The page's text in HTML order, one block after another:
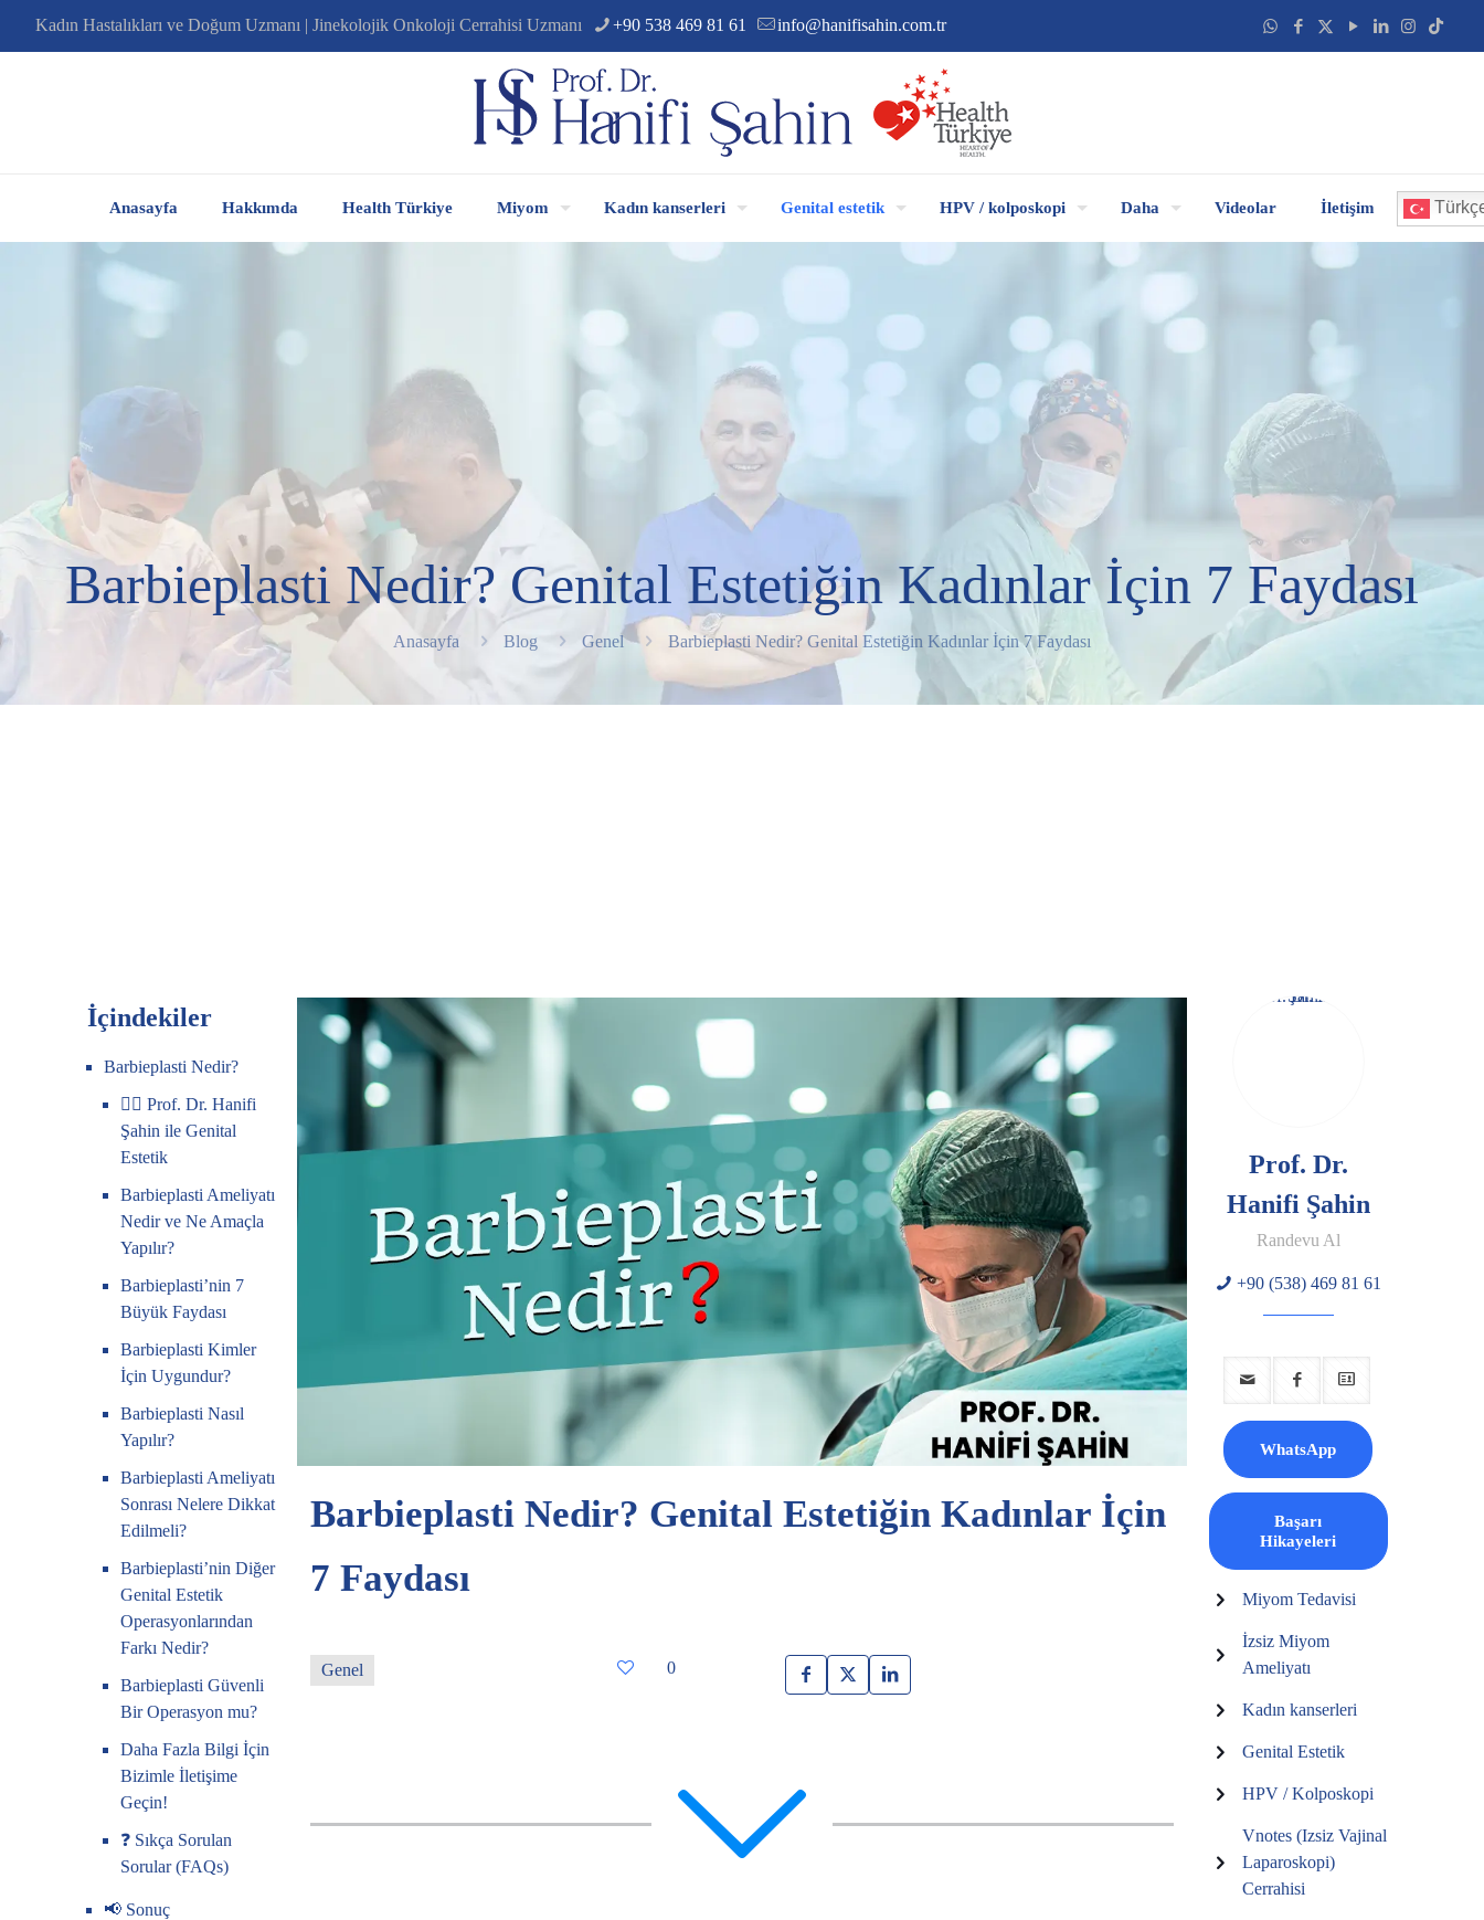
Kadın Hastalıkları ve Doğum Uzmanı | Jinekolojik Onkoloji Cerrahisi Uzmanı +90 538 469 81 61 info@hanifisahin.com.tr
Anasayfa Hakkımda Health Türkiye Miyom Kadın kanserleri Genital estetik HPV / kolposkopi Daha Videolar İletişim
Barbieplasti Nedir? Genital Estetiğin Kadınlar İçin 7 Faydası
Anasayfa Blog Genel Barbieplasti Nedir? Genital Estetiğin Kadınlar İçin 7 Faydası
İçindekiler
Barbieplasti Nedir?
👩‍⚕️ Prof. Dr. Hanifi
Şahin ile Genital
Estetik
Barbieplasti Ameliyatı
Nedir ve Ne Amaçla
Yapılır?
Barbieplasti’nin 7
Büyük Faydası
Barbieplasti Kimler
İçin Uygundur?
Barbieplasti Nasıl
Yapılır?
Barbieplasti Ameliyatı
Sonrası Nelere Dikkat
Edilmeli?
Barbieplasti’nin Diğer
Genital Estetik
Operasyonlarından
Farkı Nedir?
Barbieplasti Güvenli
Bir Operasyon mu?
Daha Fazla Bilgi İçin
Bizimle İletişime
Geçin!
❓ Sıkça Sorulan
Sorular (FAQs)
📢 Sonuç
Barbieplasti Nedir? Genital Estetiğin Kadınlar İçin
7 Faydası
Genel 0
Prof. Dr.
Hanifi Şahin
Randevu Al
+90 (538) 469 81 61
WhatsApp
Başarı
Hikayeleri
Miyom Tedavisi
İzsiz Miyom
Ameliyatı
Kadın kanserleri
Genital Estetik
HPV / Kolposkopi
Vnotes (Izsiz Vajinal
Laparoskopi)
Cerrahisi